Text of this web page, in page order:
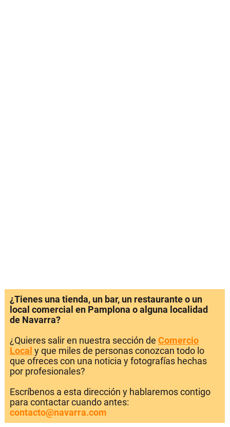
¿Tienes una tienda, un bar, un restaurante o un
local comercial en Pamplona o alguna localidad
de Navarra?
¿Quieres salir en nuestra sección de Comercio
Local y que miles de personas conozcan todo lo
que ofreces con una noticia y fotografías hechas
por profesionales?
Escríbenos a esta dirección y hablaremos contigo
para contactar cuando antes:
contacto@navarra.com